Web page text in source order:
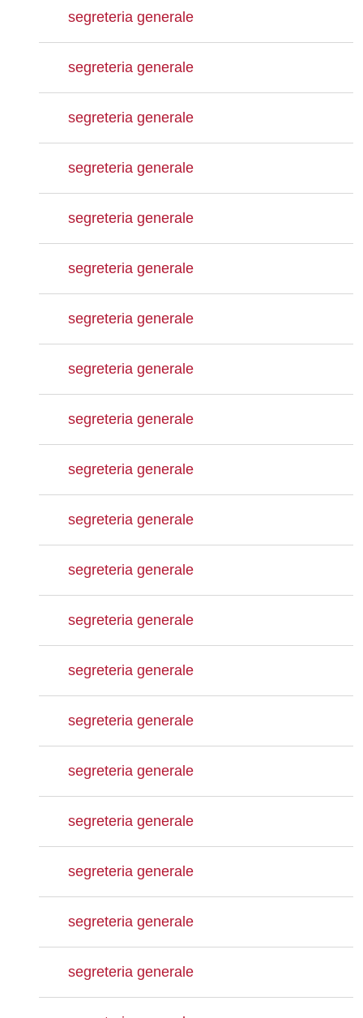
segreteria generale
segreteria generale
segreteria generale
segreteria generale
segreteria generale
segreteria generale
segreteria generale
segreteria generale
segreteria generale
segreteria generale
segreteria generale
segreteria generale
segreteria generale
segreteria generale
segreteria generale
segreteria generale
segreteria generale
segreteria generale
segreteria generale
segreteria generale